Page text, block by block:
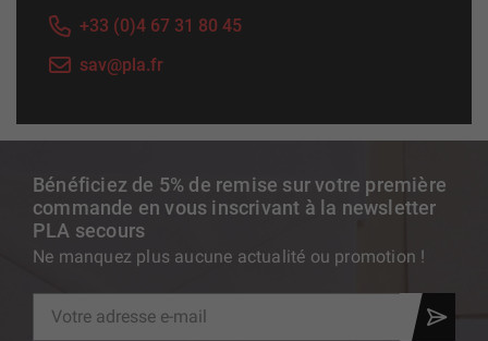
Bénéficiez de 5% de remise sur votre première
commande en vous inscrivant à la newsletter
PLA secours
Ne manquez plus aucune actualité ou promotion !
+33 (0)4 67 31 80 45
sav@pla.fr